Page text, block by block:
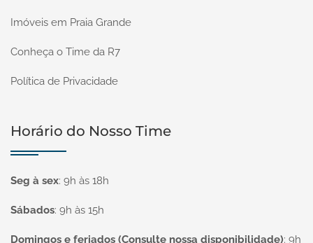
Imóveis em Praia Grande
Conheça o Time da R7
Política de Privacidade
Horário do Nosso Time
Seg à sex: 9h às 18h
Sábados: 9h às 15h
Domingos e feriados (Consulte nossa disponibilidade): 9h